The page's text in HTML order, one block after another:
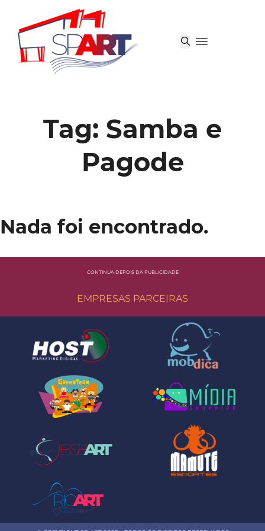
Tag: Samba e
Pagode
Nada foi encontrado.
CONTINUA DEPOIS DA PUBLICIDADE
EMPRESAS PARCEIRAS